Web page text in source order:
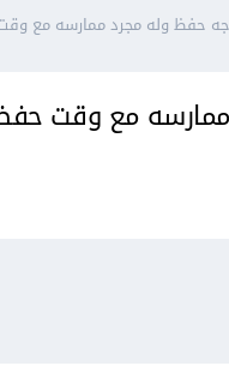
حفظ وله مجرد ممارسه مع
مع وقت